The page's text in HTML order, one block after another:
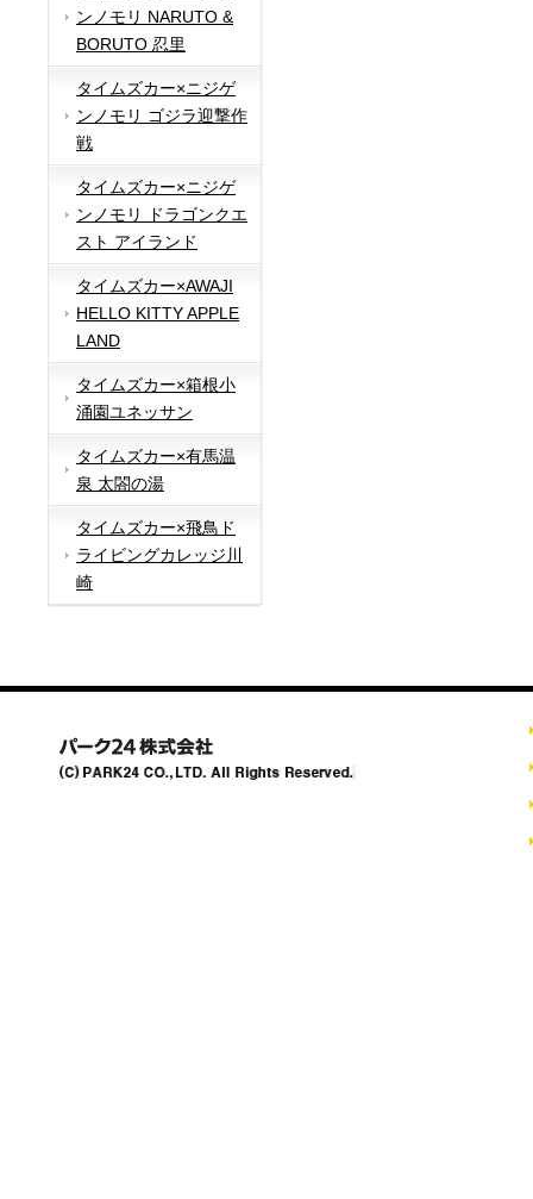
ンノモリ NARUTO &
BORUTO 忍里
タイムズカー×ニジゲ
ンノモリ ゴジラ迎撃作
戦
タイムズカー×ニジゲ
ンノモリ ドラゴンクエ
スト アイランド
タイムズカー×AWAJI
HELLO KITTY APPLE
LAND
タイムズカー×箱根小
涌園ユネッサン
タイムズカー×有馬温
泉 太閤の湯
タイムズカー×飛鳥ド
ライビングカレッジ川
崎